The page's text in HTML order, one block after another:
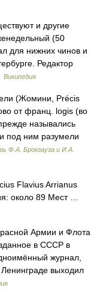
и другие
(50
для нижних чинов и
Редактор
Википедия
(Жомини, Précis
от франц. logis (во
назывались
под ним разумели
Ф.А. Брокгауза и И.А.
Flavius Arrianus
около 89 Мест …
Армии и Флота
в СССР в
журнал,
выходил